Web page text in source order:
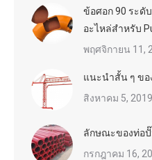
ข้อศอก 90 ระดั
อะไหล่สำหรับ
พฤศจิกายน 11,
แนะนำสั้น ๆ ขอ
สิงหาคม 5, 2019
ลักษณะของท่อ
กรกฎาคม 16,